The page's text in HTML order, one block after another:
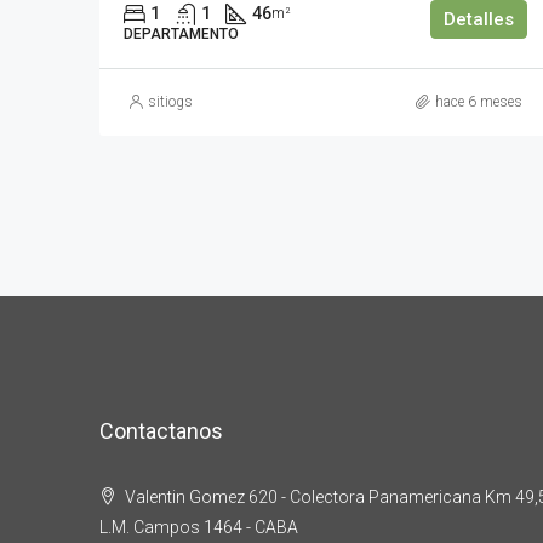
1 1 46m²
DEPARTAMENTO
Detalles
sitiogs hace 6 meses
Contactanos
Valentin Gomez 620 - Colectora Panamericana Km
L.M. Campos 1464 - CABA